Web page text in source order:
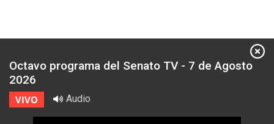
Octavo programa del Senato TV - 7 de Agosto
2026
VIVO Audio